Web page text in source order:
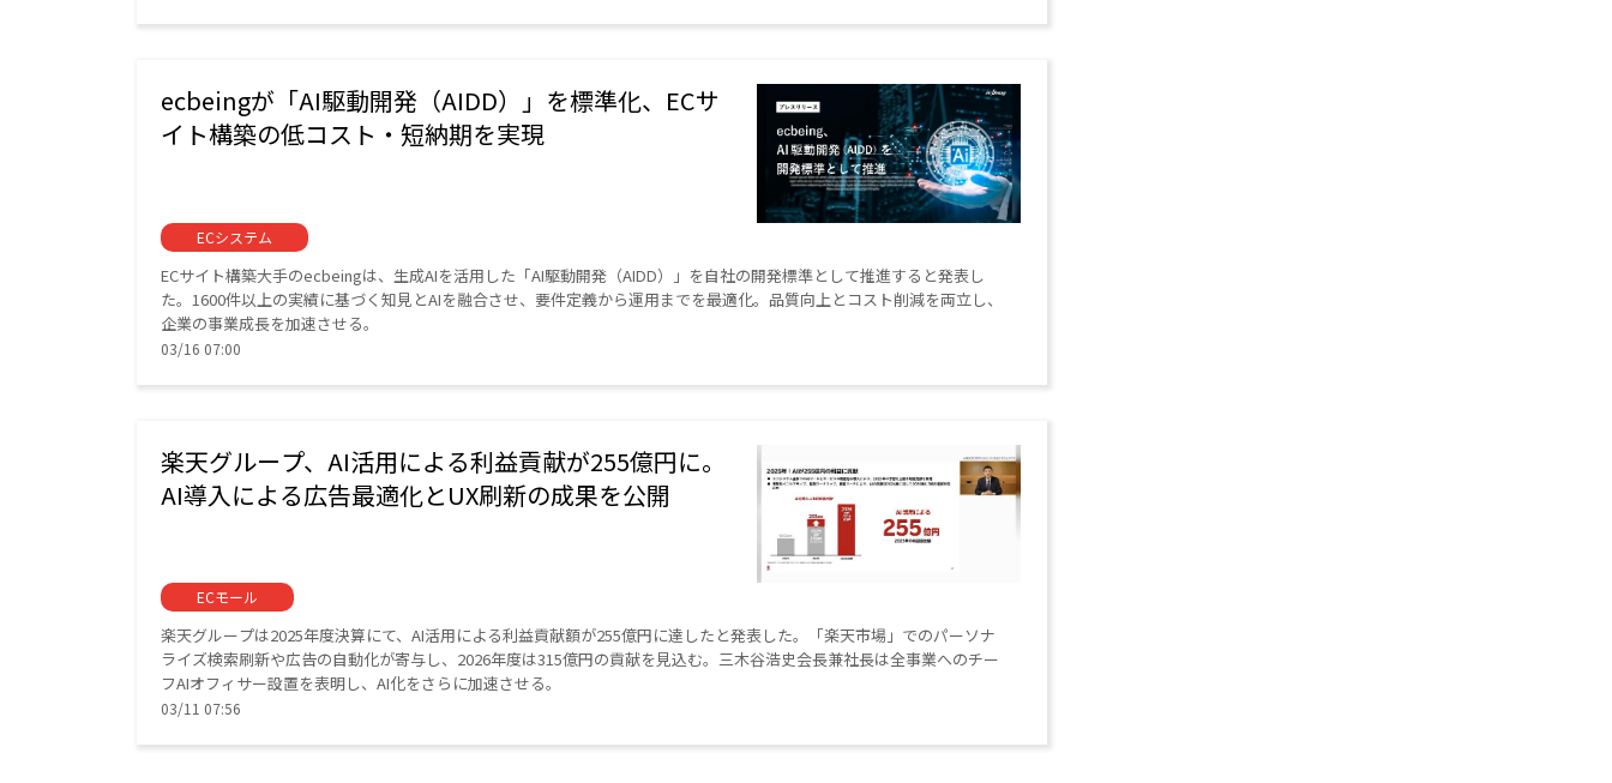
ecbeingが「AI駆動開発（AIDD）」を標準化、ECサ
イト構築の低コスト・短納期を実現
ECシステム
ECサイト構築大手のecbeingは、生成AIを活用した「AI駆動開発（AIDD）」を自社の開発標準として推進すると発表し
た。1600件以上の実績に基づく知見とAIを融合させ、要件定義から運用までを最適化。品質向上とコスト削減を両立し、
企業の事業成長を加速させる。
03/16 07:00
楽天グループ、AI活用による利益貢献が255億円に。
AI導入による広告最適化とUX刷新の成果を公開
ECモール
楽天グループは2025年度決算にて、AI活用による利益貢献額が255億円に達したと発表した。「楽天市場」でのパーソナ
ライズ検索刷新や広告の自動化が寄与し、2026年度は315億円の貢献を見込む。三木谷浩史会長兼社長は全事業へのチー
フAIオフィサー設置を表明し、AI化をさらに加速させる。
03/11 07:56